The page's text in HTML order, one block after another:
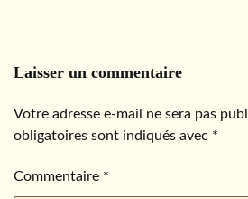
Laisser un commentaire
Votre adresse e-mail ne sera pas
obligatoires sont indiqués avec *
Commentaire *